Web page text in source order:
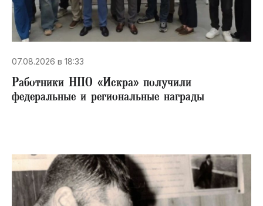
07.08.2026 в 18:33
Работники НПО «Искра» получили
федеральные и региональные награды